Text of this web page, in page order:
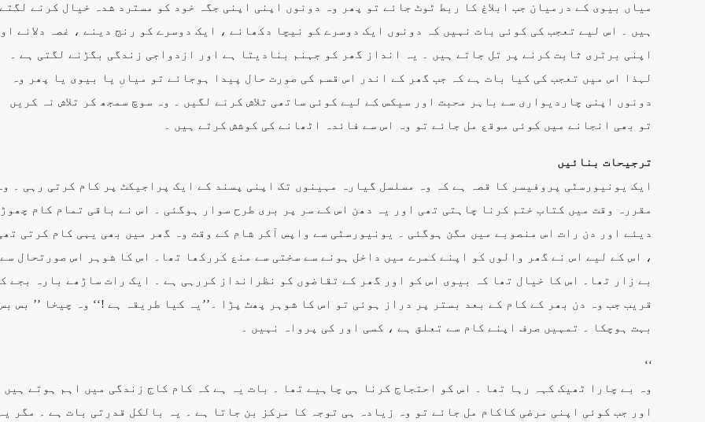
میاں بیوی کے درمیان جب ابلاغ کا ربط ٹوٹ جائے تو پھر وہ دونوں اپنی اپنی جگہ خود کو مسترد شدہ خیال کرنے لگتے
ہیں ۔ اس لیے تعجب کی کوئی بات نہیں کہ دونوں ایک دوسرے کو نیچا دکھانے ، ایک دوسرے کو رنج دینے ، غصہ دلانے
اپنی برتری ثابت کرنے پر تل جاتے ہیں ۔ یہ انداز گھر کو جہنم بنادیتا ہے اور ازدواجی زندگی بگڑنے لگتی ہے ۔
لہذا اس میں تعجب کی کیا بات ہے کہ جب گھر کے اندر اس قسم کی صورت حال پیدا ہوجائے تو میاں یا بیوی یا پھر وہ
دونوں اپنی چاردیواری سے باہر محبت اور سیکس کے لیے کوئی ساتھی تلاش کرنے لگیں ۔ وہ سوچ سمجھ کر تلاش نہ کریں
تو بھی انجانے میں کوئی موقع مل جائے تو وہ اس سے فائدہ اٹھانے کی کوشش کرتے ہیں ۔
ترجیحات بنائیں
ایک یونیورسٹی پروفیسر کا قصہ ہے کہ وہ مسلسل گیارہ مہینوں تک اپنی پسند کے ایک پراجیکٹ پر کام کرتی رہی ۔
مقررہ وقت میں کتاب ختم کرنا چاہتی تھی اور یہ دھن اس کے سر پر بری طرح سوار ہوگئی ۔ اس نے باقی تمام کام چھوڑ
دیئے اور دن رات اس منصوبے میں مگن ہوگئی ۔ یونیورسٹی سے واپس آکر شام کے وقت وہ گھر میں بھی یہی کام کرتی
، اس کے لیے اس نے گھر والوں کو اپنے کمرے میں داخل ہونے سے سختی سے منع کررکھا تھا۔ اس کا شوہر اس صورتحال سے
بے زار تھا۔ اس کا خیال تھا کہ بیوی اس کو اور گھر کے تقاضوں کو نظرانداز کررہی ہے ۔ ایک رات ساڑھے بارہ بجے
قریب جب وہ دن بھر کے کام کے بعد بستر پر دراز ہوئی تو اس کا شوہر پھٹ پڑا ۔’’یہ کیا طریقہ ہے !‘‘ وہ چیخا ’’ بس
بہت ہوچکا ۔ تمہیں صرف اپنے کام سے تعلق ہے ، کسی اور کی پرواہ نہیں ۔
‘‘
وہ بے چارا ٹھیک کہہ رہا تھا ۔ اس کو احتجاج کرنا ہی چاہیے تھا ۔ بات یہ ہے کہ کام کاج زندگی میں اہم ہوتے ہیں
اور جب کوئی اپنی مرضی کاکام مل جائے تو وہ زیادہ ہی توجہ کا مرکز بن جاتا ہے ۔ یہ بالکل قدرتی بات ہے ۔ مگر